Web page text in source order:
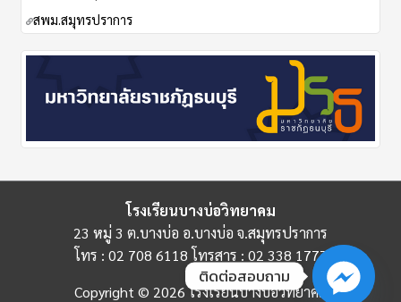
สพม.สมุทรปราการ
โรงเรียนบางบ่อวิทยาคม
23 หมู่ 3 ต.บางบ่อ อ.บางบ่อ จ.สมุทรปราการ
โทร : 02 708 6118 โทรสาร : 02 338 1777
Copyright © 2026 โรงเรียนบางบ่อวิทยาคม
ติดต่อสอบถาม